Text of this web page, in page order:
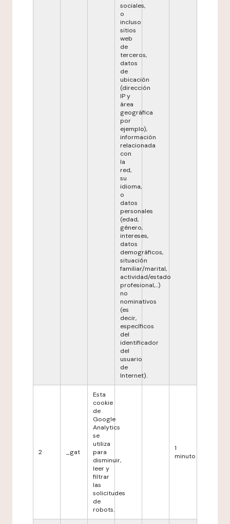
sociales,
o
incluso
sitios
web
de
terceros,
datos
de
ubicación
(dirección
IP y
área
geográfica
por
ejemplo),
información
relacionada
con
la
red,
su
idioma,
o
datos
personales
(edad,
género,
intereses,
datos
demográficos,
situación
familiar/marital,
actividad/estado
profesional,...)
no
nominativos
(es
decir,
específicos
del
identificador
del
usuario
de
Internet).
2 _gat
Esta
cookie
de
Google
Analytics
se
utiliza
para
disminuir,
leer y
filtrar
las
solicitudes
de
robots.
1
minuto